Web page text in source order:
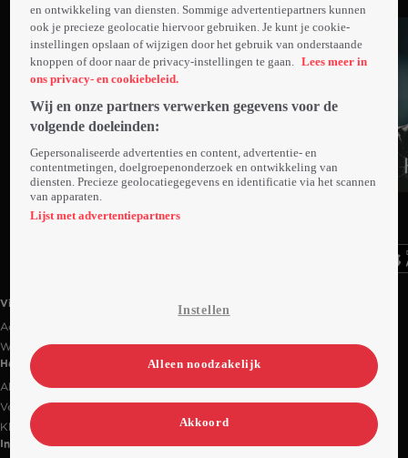
Ga
naar
Videoland
Actiecode
Werken bij RTL
Handige links
Alle films & series
Veelgestelde vragen
Klantenservice
Informatie
en ontwikkeling van diensten. Sommige advertentiepartners kunnen
ook je precieze geolocatie hiervoor gebruiken. Je kunt je cookie-
instellingen opslaan of wijzigen door het gebruik van onderstaande
knoppen of door naar de privacy-instellingen te gaan.
Lees meer in
ons privacy- en cookiebeleid.
Wij en onze partners verwerken gegevens voor de
volgende doeleinden:
Gepersonaliseerde advertenties en content, advertentie- en
contentmetingen, doelgroepenonderzoek en ontwikkeling van
diensten. Precieze geolocatiegegevens en identificatie via het scannen
van apparaten.
Lijst met advertentiepartners
Instellen
Alleen noodzakelijk
Akkoord